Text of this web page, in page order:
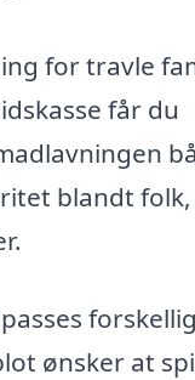
for travle
får du
blandt
ønsker at